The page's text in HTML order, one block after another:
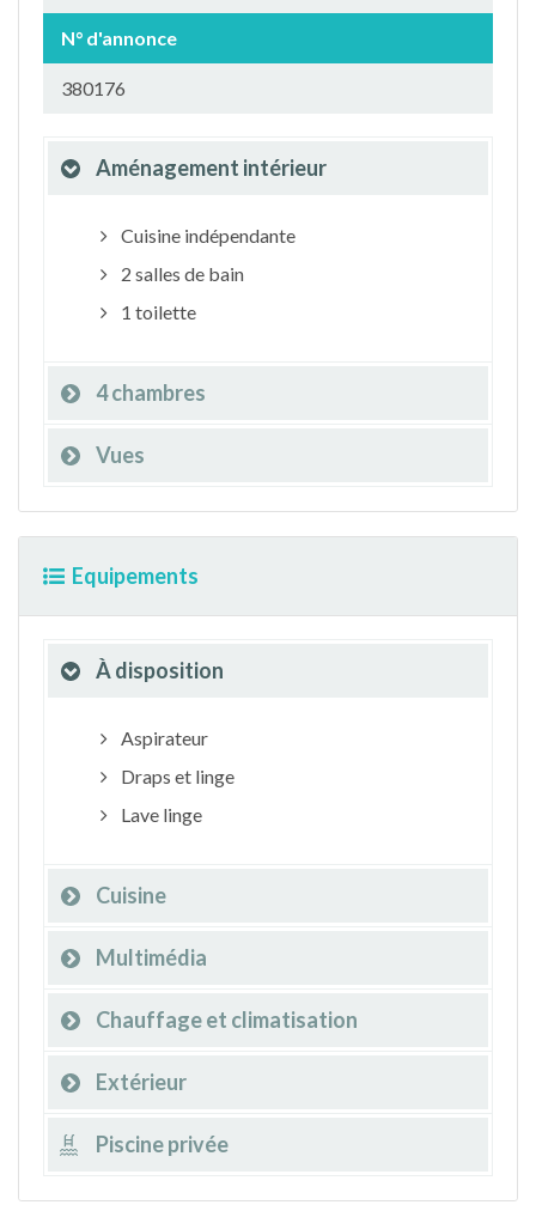
N° d'annonce
380176
Aménagement intérieur
Cuisine indépendante
2 salles de bain
1 toilette
4 chambres
Vues
Equipements
À disposition
Aspirateur
Draps et linge
Lave linge
Cuisine
Multimédia
Chauffage et climatisation
Extérieur
Piscine privée